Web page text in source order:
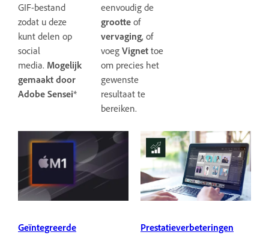
GIF-bestand
zodat u deze
kunt delen op
social
media. Mogelijk
gemaakt door
Adobe Sensei*
eenvoudig de
grootte of
vervaging, of
voeg Vignet toe
om precies het
gewenste
resultaat te
bereiken.
Geïntegreerde
Prestatieverbeteringen